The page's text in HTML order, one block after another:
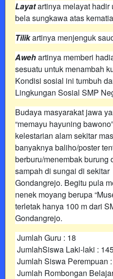
Layatartinya melayat hadir
bela sungkawa atas
Tilikartinya menjenguk
Awehartinya memberi
sesuatu untuk menambah
Kondisi sosial ini tumbuh
Lingkungan Sosial SMP
Budaya masyarakat jawa
“memayu hayuning
kelestarian alam sekitar
banyaknya baliho/poster
berburu/menembak burung
sampah di sungai di
Gondangrejo. Begitu pula
nenek moyang berupa
terletak hanya 100 m dari
Gondangrejo.
Jumlah Guru : 18
JumlahSiswa Laki-laki :
Jumlah Siswa Perempuan
Jumlah Rombongan